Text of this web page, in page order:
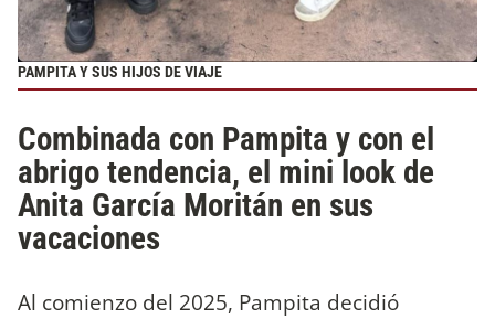
PAMPITA Y SUS HIJOS DE VIAJE
Combinada con Pampita y con el
abrigo tendencia, el mini look de
Anita García Moritán en sus
vacaciones
Al comienzo del 2025, Pampita decidió